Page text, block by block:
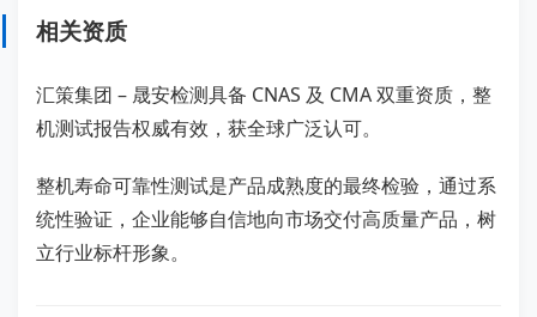
相关资质
汇策集团 – 晟安检测具备 CNAS 及 CMA 双重资质，整
机测试报告权威有效，获全球广泛认可。
整机寿命可靠性测试是产品成熟度的最终检验，通过系
统性验证，企业能够自信地向市场交付高质量产品，树
立行业标杆形象。